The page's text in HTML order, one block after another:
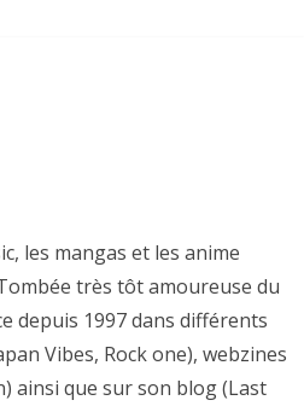
les mangas et les anime
très tôt amoureuse du
depuis 1997 dans différents
Vibes, Rock one), webzines
ainsi que sur son blog (Last